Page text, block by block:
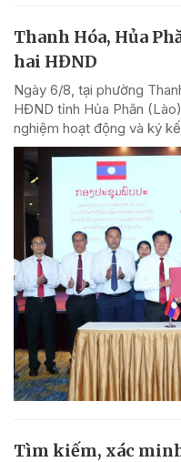
Thanh Hóa, Hủa
hai HĐND
Ngày 6/8, tại phường
HĐND tỉnh Hủa Phăn
nghiệm hoạt động và ký
Tìm kiếm, xác